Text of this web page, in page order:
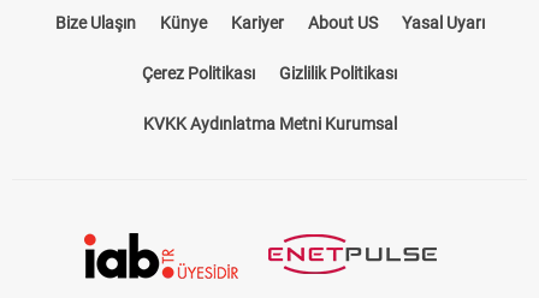
Bize Ulaşın Künye Kariyer About US Yasal Uyarı
Çerez Politikası Gizlilik Politikası
KVKK Aydınlatma Metni Kurumsal